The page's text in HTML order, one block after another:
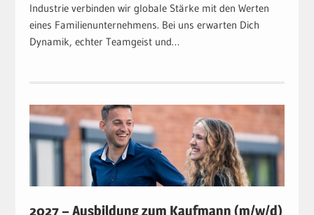
Industrie verbinden wir globale Stärke mit den Werten
eines Familienunternehmens. Bei uns erwarten Dich
Dynamik, echter Teamgeist und…
2027 – Ausbildung zum Kaufmann (m/w/d)